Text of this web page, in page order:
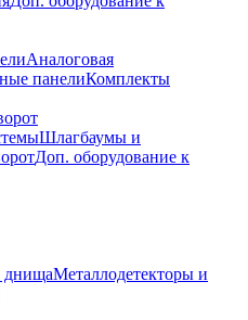
Аналоговая
панелиКомплекты
Шлагбаумы и
Доп. оборудование к
днищаМеталлодетекторы и